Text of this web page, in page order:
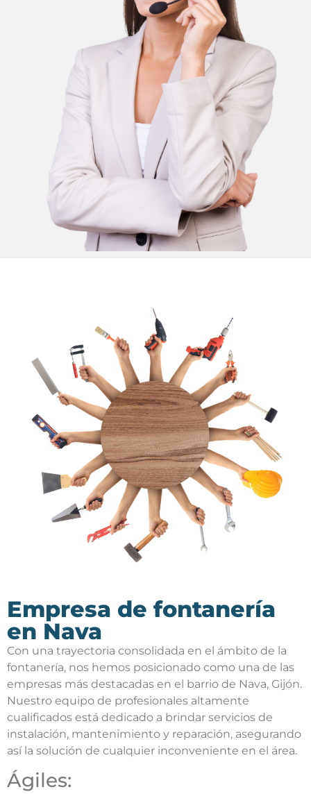
Empresa de fontanería
en Nava
Con una trayectoria consolidada en el ámbito de la
fontanería, nos hemos posicionado como una de las
empresas más destacadas en el barrio de Nava, Gijón.
Nuestro equipo de profesionales altamente
cualificados está dedicado a brindar servicios de
instalación, mantenimiento y reparación, asegurando
así la solución de cualquier inconveniente en el área.
Ágiles: